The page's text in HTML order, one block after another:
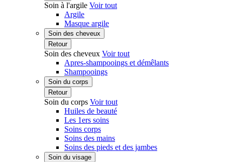
Soin à l'argile Voir tout
Argile
Masque argile
Soin des cheveux
Retour
Soin des cheveux Voir tout
Apres-shampooings et démêlants
Shampooings
Soin du corps
Retour
Soin du corps Voir tout
Huiles de beauté
Les 1ers soins
Soins corps
Soins des mains
Soins des pieds et des jambes
Soin du visage